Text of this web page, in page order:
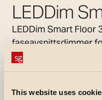
This website uses
LEDDim
LEDDim Smart Floor
faseavsnittsdimmer
tilkoblet gulv‑ eller
monteres på vegg
der et langt trykk